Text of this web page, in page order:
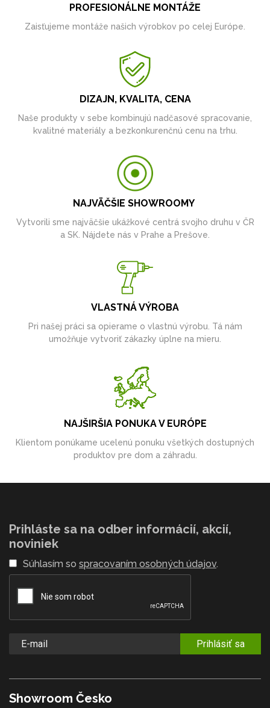
PROFESIONÁLNE MONTÁŽE
Zaisťujeme montáže našich výrobkov po celej Európe.
DIZAJN, KVALITA, CENA
Naše produkty v sebe kombinujú nadčasové spracovanie,
kvalitné materiály a bezkonkurenčnú cenu na trhu.
NAJVÄČŠIE SHOWROOMY
Vytvorili sme najväčšie ukážkové centrá svojho druhu v ČR
a SK. Nájdete nás v Prahe a Prešove.
VLASTNÁ VÝROBA
Pri našej práci sa opierame o vlastnú výrobu. Tá nám
umožňuje vytvoriť zákazky úplne na mieru.
NAJŠIRŠIA PONUKA V EURÓPE
Klientom ponúkame ucelenú ponuku všetkých dostupných
produktov pre dom a záhradu.
Prihláste sa na odber informácií, akcií,
noviniek
Súhlasím so spracovaním osobných údajov.
Prihlásiť sa
Showroom Česko